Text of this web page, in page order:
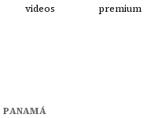
videos premium
PANAMÁ